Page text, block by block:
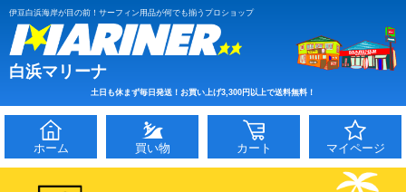
伊豆白浜海岸が目の前！サーフィン用品が何でも揃うプロショップ
白浜マリーナ
土日も休まず毎日発送！お買い上げ3,300円以上で送料無料！
ホーム 買い物 カート マイページ